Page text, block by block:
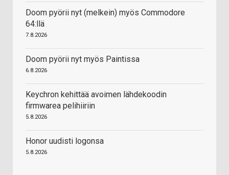
Doom pyörii nyt (melkein) myös Commodore
64:llä
7.8.2026
Doom pyörii nyt myös Paintissa
6.8.2026
Keychron kehittää avoimen lähdekoodin
firmwarea pelihiiriin
5.8.2026
Honor uudisti logonsa
5.8.2026